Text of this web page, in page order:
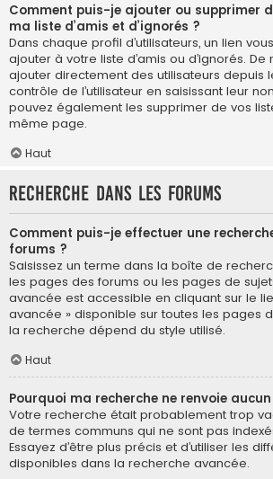
Comment puis-je ajouter ou supprimer
ma liste d’amis et d’ignorés ?
Dans chaque profil d’utilisateurs, un lien
ajouter à votre liste d’amis ou d’ignorés.
ajouter directement des utilisateurs depuis
contrôle de l’utilisateur en saisissant leur
pouvez également les supprimer de vos
même page.
Haut
Recherche dans les forums
Comment puis-je effectuer une
forums ?
Saisissez un terme dans la boîte de
les pages des forums ou les pages de
avancée est accessible en cliquant sur le
avancée » disponible sur toutes les pages
la recherche dépend du style utilisé.
Haut
Pourquoi ma recherche ne renvoie
Votre recherche était probablement trop
de termes communs qui ne sont pas
Essayez d’être plus précis et d’utiliser les
disponibles dans la recherche avancée.